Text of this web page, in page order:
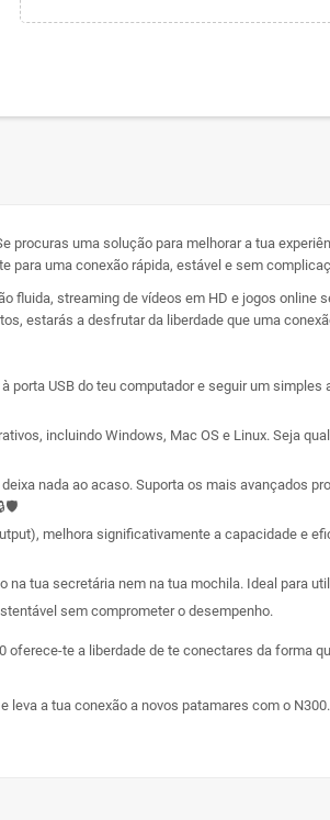
procuras uma solução para melhorar a tua
para uma conexão rápida, estável e sem
fluida, streaming de vídeos em HD e jogos online
estarás a desfrutar da liberdade que uma
porta USB do teu computador e seguir um
incluindo Windows, Mac OS e Linux. Seja
nada ao acaso. Suporta os mais avançados
melhora significativamente a capacidade e
na tua secretária nem na tua mochila. Ideal para
sem comprometer o desempenho.
oferece-te a liberdade de te conectares da forma
leva a tua conexão a novos patamares com o